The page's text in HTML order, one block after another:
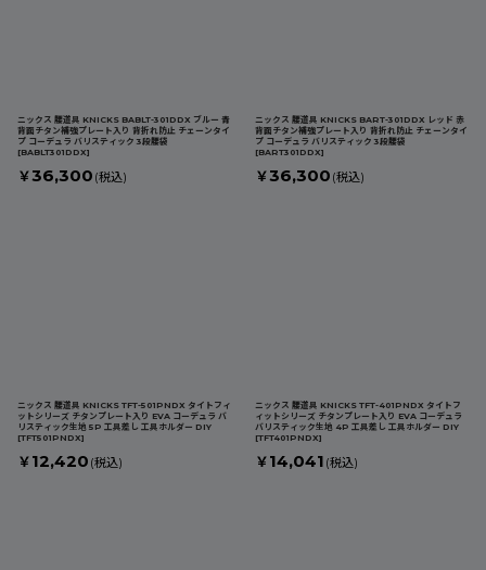
ニックス 腰道具 KNICKS BABLT-301DDX ブルー 青
背面チタン補強プレート入り 背折れ防止 チェーンタイ
プ コーデュラ バリスティック 3段腰袋
[BABLT301DDX]
￥36,300 (税込)
ニックス 腰道具 KNICKS BART-301DDX レッド 赤
背面チタン補強プレート入り 背折れ防止 チェーンタイ
プ コーデュラ バリスティック 3段腰袋
[BART301DDX]
￥36,300 (税込)
ニックス 腰道具 KNICKS TFT-501PNDX タイトフィ
ットシリーズ チタンプレート入り EVA コーデュラ バ
リスティック生地 5P 工具差し 工具ホルダー DIY
[TFT501PNDX]
￥ 12,420 (税込)
ニックス 腰道具 KNICKS TFT-401PNDX タイトフ
ィットシリーズ チタンプレート入り EVA コーデュラ
バリスティック生地 4P 工具差し 工具ホルダー DIY
[TFT401PNDX]
￥ 14,041 (税込)